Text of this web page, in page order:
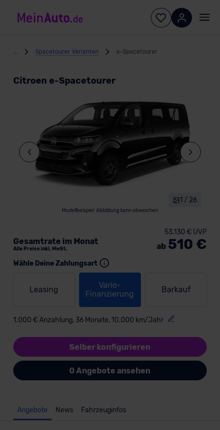
Spacetourer Varianten e-Spacetourer
Citroen e-Spacetourer
Modellbeispiel: Abbildung kann abweichen
1 / 26
Wähle Deine Zahlungsart
Leasing
Vario-
Finanzierung
Barkauf
1.000 € Anzahlung, 36 Monate, 10.000 km/Jahr
Gesamtrate im Monat
Alle Preise inkl. MwSt.
53.130 € UVP
ab 510 €
Selber konfigurieren
0 Angebote ansehen
Angebote News Fahrzeuginfos